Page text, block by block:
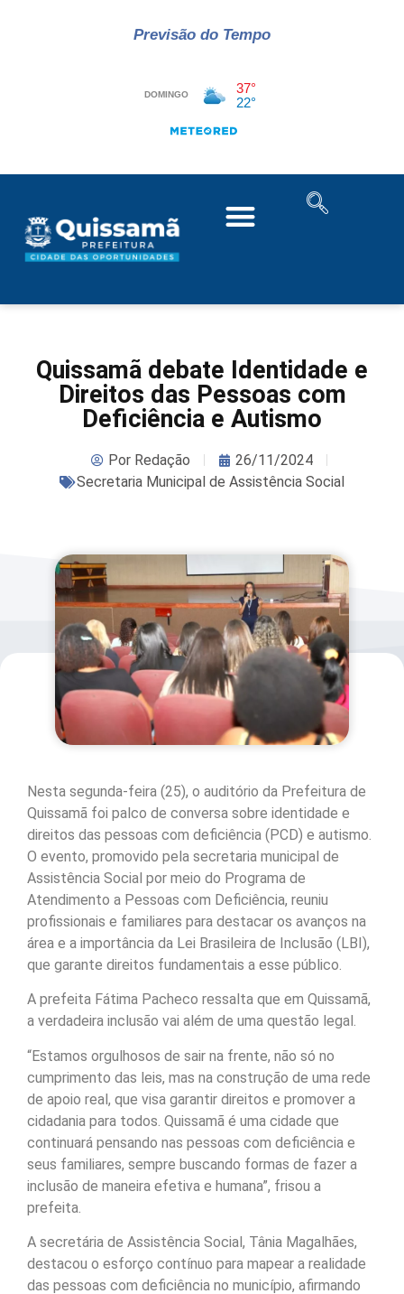
Previsão do Tempo
Quissamã debate Identidade e
Direitos das Pessoas com
Deficiência e Autismo
PorRedação
26/11/2024
Secretaria Municipal de Assistência Social
Nesta segunda-feira (25), o auditório da Prefeitura de
Quissamã foi palco de conversa sobre identidade e
direitos das pessoas com deficiência (PCD) e autismo.
O evento, promovido pela secretaria municipal de
Assistência Social por meio do Programa de
Atendimento a Pessoas com Deficiência, reuniu
profissionais e familiares para destacar os avanços na
área e a importância da Lei Brasileira de Inclusão (LBI),
que garante direitos fundamentais a esse público.
A prefeita Fátima Pacheco ressalta que em Quissamã,
a verdadeira inclusão vai além de uma questão legal.
“Estamos orgulhosos de sair na frente, não só no
cumprimento das leis, mas na construção de uma rede
de apoio real, que visa garantir direitos e promover a
cidadania para todos. Quissamã é uma cidade que
continuará pensando nas pessoas com deficiência e
seus familiares, sempre buscando formas de fazer a
inclusão de maneira efetiva e humana”, frisou a
prefeita.
A secretária de Assistência Social, Tânia Magalhães,
destacou o esforço contínuo para mapear a realidade
das pessoas com deficiência no município, afirmando